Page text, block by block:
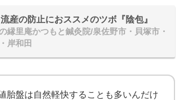
産の防止におススメのツボ『陰包』
縁里庵かつもと鍼灸院/泉佐野市・貝塚市・
岸和田
胎盤は自然軽快することも多いんだけ